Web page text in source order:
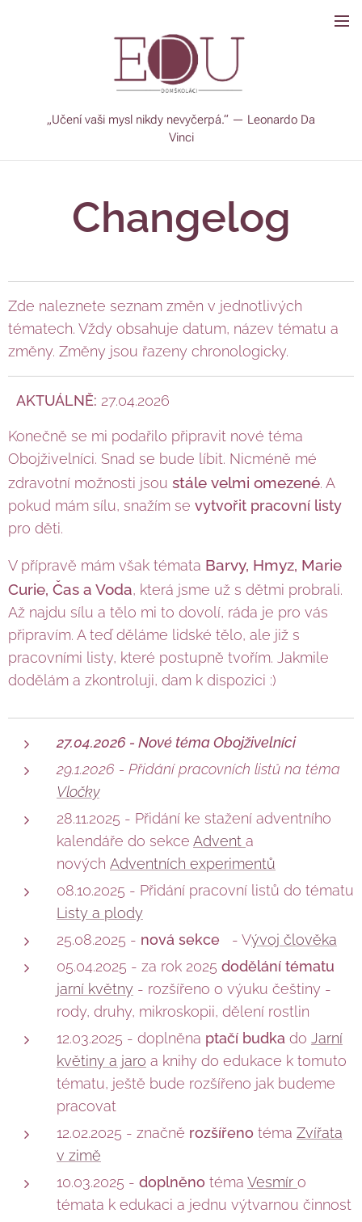
„Učení vaši mysl nikdy nevyčerpá.“ — Leonardo Da
Vinci
Changelog
Zde naleznete seznam změn v jednotlivých
tématech. Vždy obsahuje datum, název tématu a
změny. Změny jsou řazeny chronologicky.
AKTUÁLNĚ: 27.04.2026
Konečně se mi podařilo připravit nové téma
Obojživelníci. Snad se bude líbit. Nicméně mé
zdravotní možnosti jsou stále velmi omezené. A
pokud mám sílu, snažím se vytvořit pracovní listy
pro děti.
V přípravě mám však témata Barvy, Hmyz, Marie
Curie, Čas a Voda, která jsme už s dětmi probrali.
Až najdu sílu a tělo mi to dovolí, ráda je pro vás
připravím. A teď děláme lidské tělo, ale již s
pracovními listy, které postupně tvořím. Jakmile
dodělám a zkontroluji, dam k dispozici :)
27.04.2026 - Nové téma Obojživelníci
29.1.2026 - Přidání pracovních listů na téma
Vločky
28.11.2025 - Přidání ke stažení adventního
kalendáře do sekce Advent a
nových Adventních experimentů
08.10.2025 - Přidání pracovní listů do tématu
Listy a plody
25.08.2025 - nová sekce - Vývoj člověka
05.04.2025 - za rok 2025 dodělání tématu
jarní květny - rozšířeno o výuku češtiny -
rody, druhy, mikroskopii, dělení rostlin
12.03.2025 - doplněna ptačí budka do Jarní
květiny a jaro a knihy do edukace k tomuto
tématu, ještě bude rozšířeno jak budeme
pracovat
12.02.2025 - značně rozšířeno téma Zvířata
v zimě
10.03.2025 - doplněno téma Vesmír o
témata k edukaci a jednu výtvarnou činnost